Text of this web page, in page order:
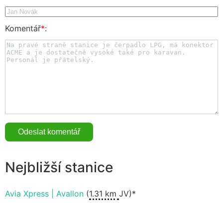
Komentář*:
Nejbližší stanice
Avia Xpress | Avallon (1.31 km JV)*